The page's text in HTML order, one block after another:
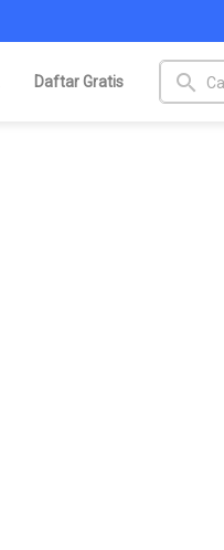
Daftar Gratis search